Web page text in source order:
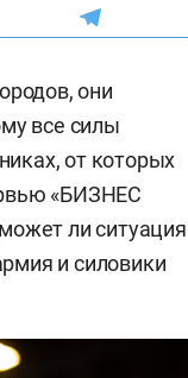
они
все силы
от которых
«БИЗНЕС
ли ситуация
и силовики